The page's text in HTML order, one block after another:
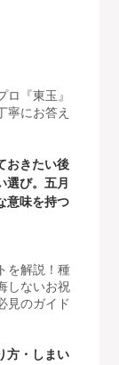
『東玉』
寧にお答え
おきたい後
選び。五月
意味を持つ
を解説！種
しないお祝
見のガイド
方・しまい